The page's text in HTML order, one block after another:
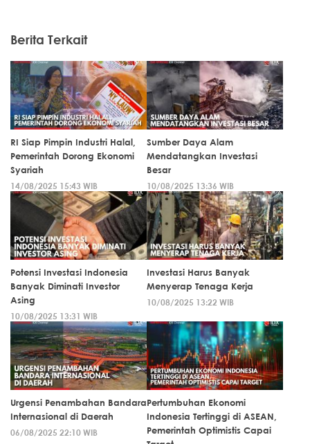
Berita Terkait
RI Siap Pimpin Industri Halal,
Pemerintah Dorong Ekonomi
Syariah
14/08/2025 15:43 WIB
Sumber Daya Alam
Mendatangkan Investasi
Besar
10/08/2025 13:36 WIB
Potensi Investasi Indonesia
Banyak Diminati Investor
Asing
10/08/2025 13:31 WIB
Investasi Harus Banyak
Menyerap Tenaga Kerja
10/08/2025 13:22 WIB
Urgensi Penambahan Bandara
Internasional di Daerah
06/08/2025 22:10 WIB
Pertumbuhan Ekonomi
Indonesia Tertinggi di ASEAN,
Pemerintah Optimistis Capai